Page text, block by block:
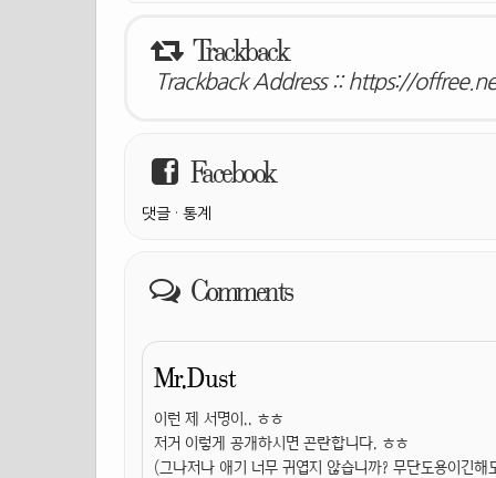
Trackback
Trackback Address :: https://
Facebook
댓글 · 통계
Comments
Mr.Dust
이런 제 서명이.. ㅎㅎ
저거 이렇게 공개하시면 곤란합니다. ㅎㅎ
(그나저나 애기 너무 귀엽지 않습니까? 무단도용이긴